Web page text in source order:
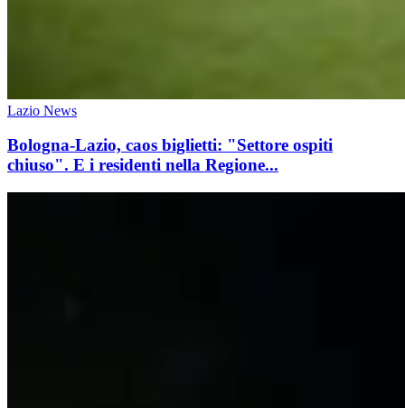
Lazio News
Bologna-Lazio, caos biglietti: "Settore ospiti
chiuso". E i residenti nella Regione...